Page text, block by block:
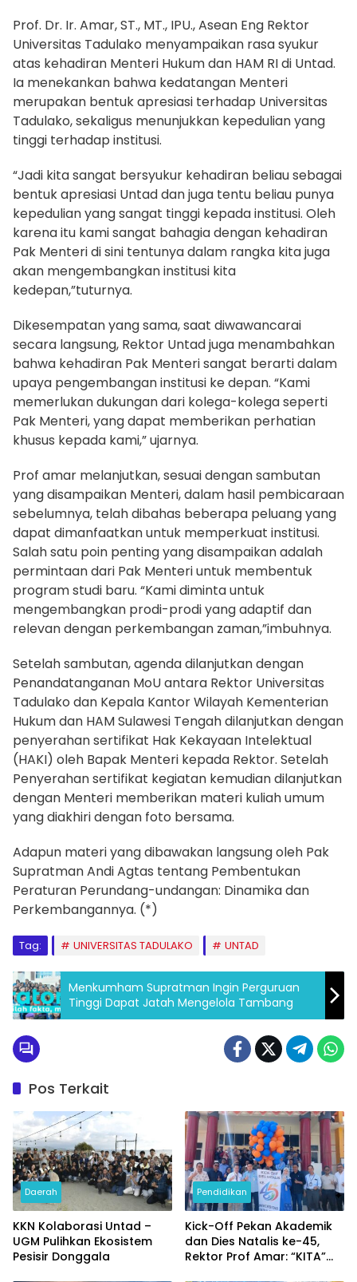
Prof. Dr. Ir. Amar, ST., MT., IPU., Asean Eng Rektor
Universitas Tadulako menyampaikan rasa syukur
atas kehadiran Menteri Hukum dan HAM RI di Untad.
Ia menekankan bahwa kedatangan Menteri
merupakan bentuk apresiasi terhadap Universitas
Tadulako, sekaligus menunjukkan kepedulian yang
tinggi terhadap institusi.
“Jadi kita sangat bersyukur kehadiran beliau sebagai
bentuk apresiasi Untad dan juga tentu beliau punya
kepedulian yang sangat tinggi kepada institusi. Oleh
karena itu kami sangat bahagia dengan kehadiran
Pak Menteri di sini tentunya dalam rangka kita juga
akan mengembangkan institusi kita
kedepan,”tuturnya.
Dikesempatan yang sama, saat diwawancarai
secara langsung, Rektor Untad juga menambahkan
bahwa kehadiran Pak Menteri sangat berarti dalam
upaya pengembangan institusi ke depan. “Kami
memerlukan dukungan dari kolega-kolega seperti
Pak Menteri, yang dapat memberikan perhatian
khusus kepada kami,” ujarnya.
Prof amar melanjutkan, sesuai dengan sambutan
yang disampaikan Menteri, dalam hasil pembicaraan
sebelumnya, telah dibahas beberapa peluang yang
dapat dimanfaatkan untuk memperkuat institusi.
Salah satu poin penting yang disampaikan adalah
permintaan dari Pak Menteri untuk membentuk
program studi baru. “Kami diminta untuk
mengembangkan prodi-prodi yang adaptif dan
relevan dengan perkembangan zaman,”imbuhnya.
Setelah sambutan, agenda dilanjutkan dengan
Penandatanganan MoU antara Rektor Universitas
Tadulako dan Kepala Kantor Wilayah Kementerian
Hukum dan HAM Sulawesi Tengah dilanjutkan dengan
penyerahan sertifikat Hak Kekayaan Intelektual
(HAKI) oleh Bapak Menteri kepada Rektor. Setelah
Penyerahan sertifikat kegiatan kemudian dilanjutkan
dengan Menteri memberikan materi kuliah umum
yang diakhiri dengan foto bersama.
Adapun materi yang dibawakan langsung oleh Pak
Supratman Andi Agtas tentang Pembentukan
Peraturan Perundang-undangan: Dinamika dan
Perkembangannya. (*)
Tag: UNIVERSITAS TADULAKO UNTAD
Menkumham Supratman Ingin Perguruan
Tinggi Dapat Jatah Mengelola Tambang
Pos Terkait
Daerah
KKN Kolaborasi Untad –
UGM Pulihkan Ekosistem
Pesisir Donggala
Pendidikan
Kick-Off Pekan Akademik
dan Dies Natalis ke-45,
Rektor Prof Amar: “KITA”